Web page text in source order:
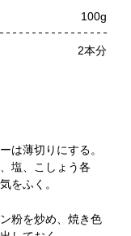
100g
2本分
は薄切りにする。
塩、こしょう各
をふく。
粉を炒め、焼き色